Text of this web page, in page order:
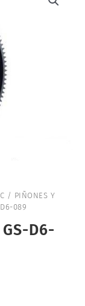
/ PIÑONES Y
089
D6-